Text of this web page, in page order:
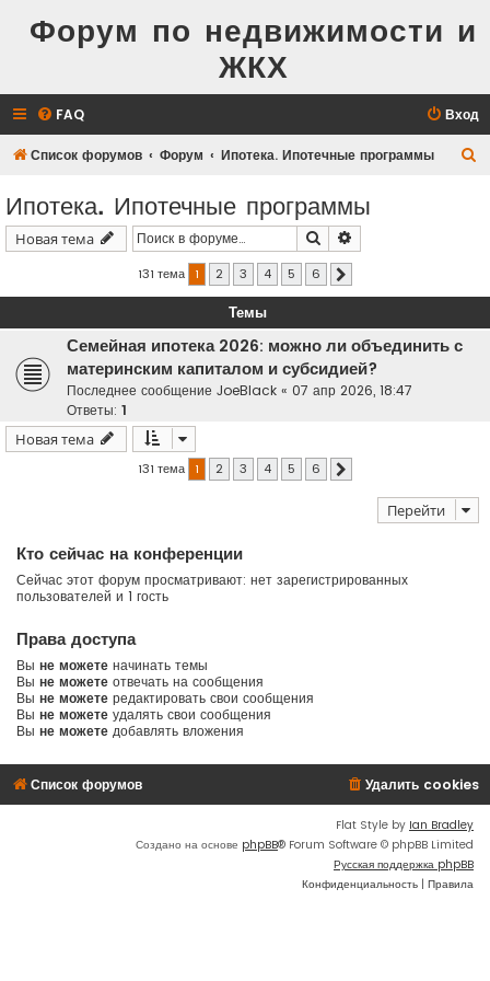
Форум по недвижимости и
ЖКХ
FAQ Вход
Список форумов Форум Ипотека. Ипотечные программы
Ипотека. Ипотечные программы
Новая тема Поиск
131 тема 1 2 3 4 5 6
Темы
Семейная ипотека 2026: можно ли объединить с
материнским капиталом и субсидией?
Последнее сообщение JoeBlack « 07 апр 2026, 18:47
Ответы: 1
Новая тема
131 тема 1 2 3 4 5 6
Перейти
Кто сейчас на конференции
Сейчас этот форум просматривают: нет зарегистрированных
пользователей и 1 гость
Права доступа
Вы не можете начинать темы
Вы не можете отвечать на сообщения
Вы не можете редактировать свои сообщения
Вы не можете удалять свои сообщения
Вы не можете добавлять вложения
Список форумов Удалить cookies
Flat Style by Ian Bradley
Создано на основе phpBB® Forum Software © phpBB Limited
Русская поддержка phpBB
Конфиденциальность | Правила